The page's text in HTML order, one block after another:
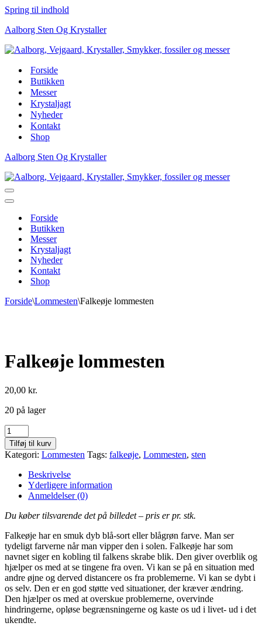
Spring til indhold
Aalborg Sten Og Krystaller
Forside
Butikken
Messer
Krystaljagt
Nyheder
Kontakt
Shop
Aalborg Sten Og Krystaller
Navigation
menu
Navigation
Forside
Butikken
Messer
Krystaljagt
Nyheder
Kontakt
Shop
Forside\Lommesten\Falkeøje lommesten
Falkeøje lommesten
20,00 kr.
20 på lager
Falkeøje
lommesten
antal
Tilføj til kurv
Kategori: Lommesten Tags: falkeøje, Lommesten, sten
Beskrivelse
Yderligere information
Anmeldelser (0)
Du køber tilsvarende det på billedet – pris er pr. stk.
Falkeøje har en smuk dyb blå-sort eller blågrøn farve. Man ser
tydeligt farverne når man vipper den i solen. Falkeøje har som
navnet siger en kobling til falkens skrabe blik. Den giver overblik og
hjælper os med at se tingene fra oven. Vi kan se på en situation med
andre øjne og derved distancere os fra problemerne. Vi kan se dybt i
os selv. Den er en god støtte ved situationer, der kræver ændring.
Den hjælper os med at overskue problemerne, overvinde
hindringerne, opløse begrænsningerne og kaste os ud i livet- ud i det
ukendte.